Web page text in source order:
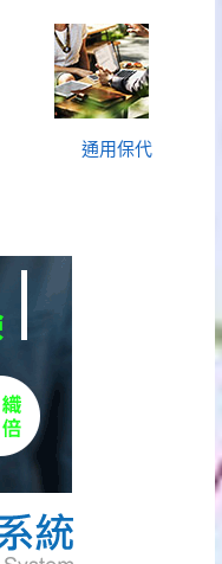
通用保代